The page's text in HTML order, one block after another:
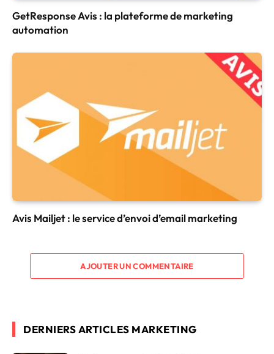
GetResponse Avis : la plateforme de marketing
automation
Avis Mailjet : le service d’envoi d’email marketing
AJOUTER UN COMMENTAIRE
DERNIERS ARTICLES MARKETING